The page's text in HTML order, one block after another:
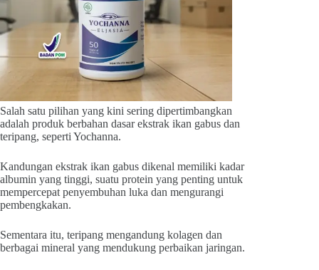
Salah satu pilihan yang kini sering dipertimbangkan
adalah produk berbahan dasar ekstrak ikan gabus dan
teripang, seperti Yochanna.
Kandungan ekstrak ikan gabus dikenal memiliki kadar
albumin yang tinggi, suatu protein yang penting untuk
mempercepat penyembuhan luka dan mengurangi
pembengkakan.
Sementara itu, teripang mengandung kolagen dan
berbagai mineral yang mendukung perbaikan jaringan.